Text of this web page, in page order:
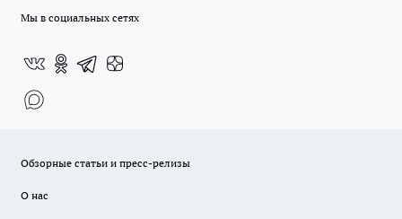
Мы в социальных сетях
Обзорные статьи и пресс-релизы
О нас